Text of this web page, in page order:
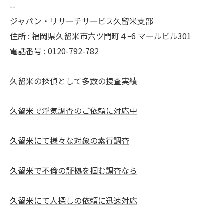
--
ジャパン・リサーチサービス久留米支部
住所 : 福岡県久留米市六ツ門町４ｰ6 マールビル301
電話番号 : 0120-792-782
久留米の探偵として多数の捜査実績
久留米で浮気調査のご依頼に対応中
久留米にて様々な対象の素行調査
久留米で不倫の証拠を掴む調査なら
久留米にて人探しの依頼に迅速対応